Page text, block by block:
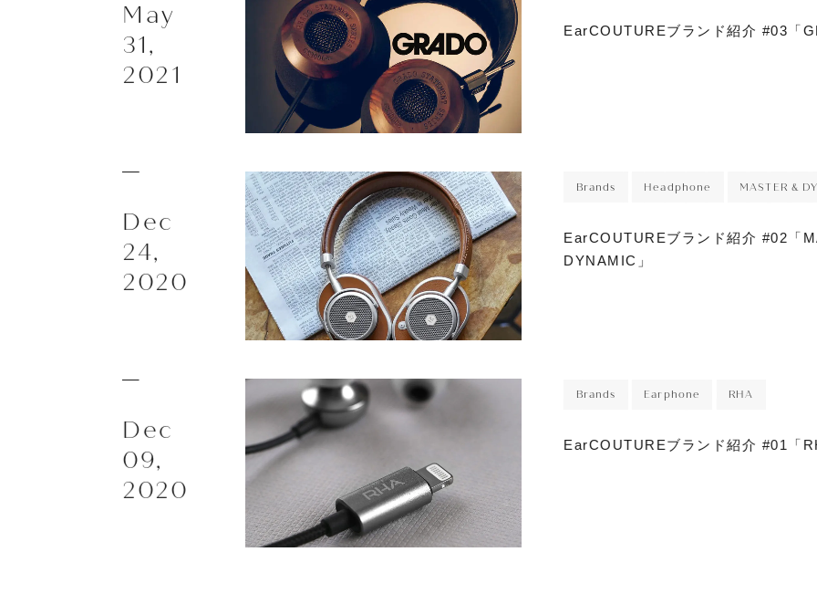
COLLECTION
EarPhone
HeadPhone
Player
Accessory
EarPiece
May
31,
2021
EarCOUTUREブランド紹介 #03「
Dec
24,
2020
Brands Headphone MASTER &
EarCOUTUREブランド紹介 #02「
DYNAMIC」
Dec
09,
2020
Brands Earphone RHA
EarCOUTUREブランド紹介 #01「